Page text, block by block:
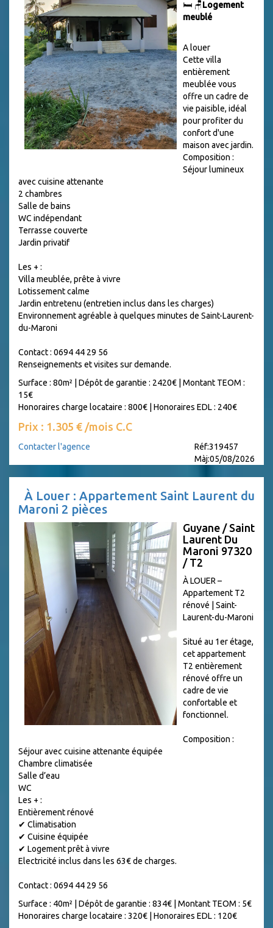
🛏️ 🪑Logement
meublé
A louer
Cette villa
entièrement
meublée vous
offre un cadre de
vie paisible, idéal
pour profiter du
confort d'une
maison avec jardin.
Composition :
Séjour lumineux
avec cuisine attenante
2 chambres
Salle de bains
WC indépendant
Terrasse couverte
Jardin privatif
Les + :
Villa meublée, prête à vivre
Lotissement calme
Jardin entretenu (entretien inclus dans les charges)
Environnement agréable à quelques minutes de Saint-Laurent-
du-Maroni
Contact : 0694 44 29 56
Renseignements et visites sur demande.
Surface : 80m² | Dépôt de garantie : 2420€ | Montant TEOM :
15€
Honoraires charge locataire : 800€ | Honoraires EDL : 240€
Prix : 1.305 € /mois C.C
Contacter l'agence
Réf:319457
Màj:05/08/2026
À Louer : Appartement Saint Laurent du
Maroni 2 pièces
Guyane / Saint
Laurent Du
Maroni 97320
/ T2
À LOUER –
Appartement T2
rénové | Saint-
Laurent-du-Maroni
Situé au 1er étage,
cet appartement
T2 entièrement
rénové offre un
cadre de vie
confortable et
fonctionnel.
Composition :
Séjour avec cuisine attenante équipée
Chambre climatisée
Salle d’eau
WC
Les + :
Entièrement rénové
✔ Climatisation
✔ Cuisine équipée
✔ Logement prêt à vivre
Electricité inclus dans les 63€ de charges.
Contact : 0694 44 29 56
Surface : 40m² | Dépôt de garantie : 834€ | Montant TEOM : 5€
Honoraires charge locataire : 320€ | Honoraires EDL : 120€